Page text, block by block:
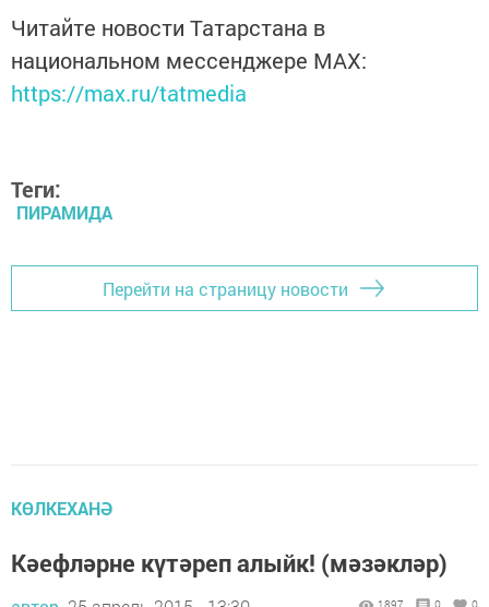
Читайте новости Татарстана в
национальном мессенджере MАХ:
https://max.ru/tatmedia
Теги:
ПИРАМИДА
Перейти на страницу новости
КӨЛКЕХАНӘ
Кәефләрне күтәреп алыйк! (мәзәкләр)